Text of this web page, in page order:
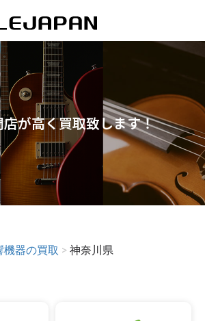
が高く買取致します！
機器の買取 > 神奈川県